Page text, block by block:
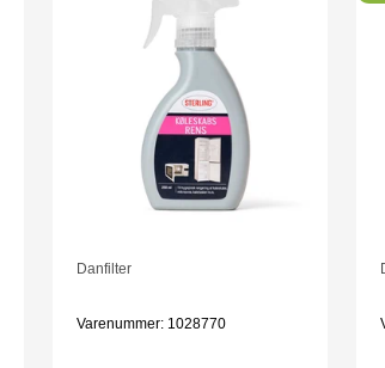
Danfilter
Varenummer: 1028770